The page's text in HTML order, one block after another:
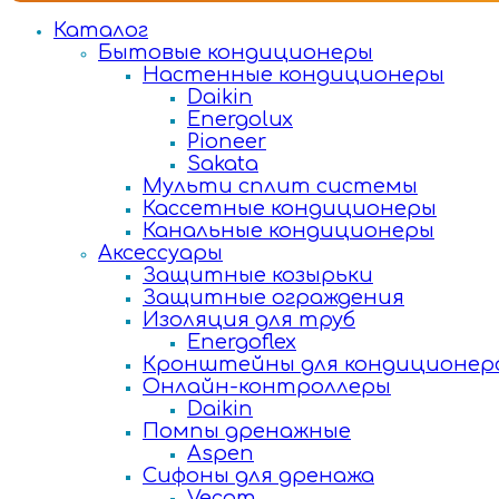
Каталог
Бытовые кондиционеры
Настенные кондиционеры
Daikin
Energolux
Pioneer
Sakata
Мульти сплит системы
Кассетные кондиционеры
Канальные кондиционеры
Аксессуары
Защитные козырьки
Защитные ограждения
Изоляция для труб
Energoflex
Кронштейны для
Онлайн-контроллеры
Daikin
Помпы дренажные
Aspen
Сифоны для дренажа